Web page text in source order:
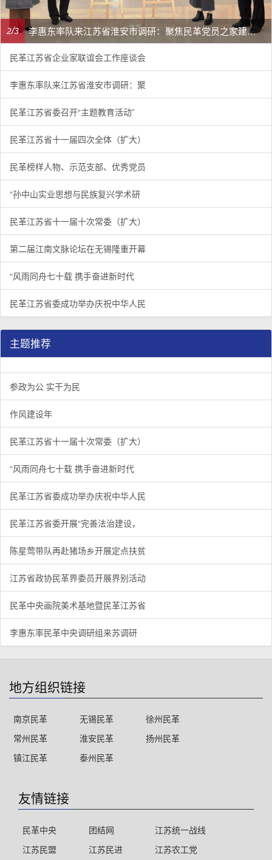
李惠东率队来江苏省淮安市调研：聚焦民革党员之家建设管理、学龄前儿童爱国主义教育
2/3
民革江苏省企业家联谊会工作座谈会
李惠东率队来江苏省淮安市调研：聚
民革江苏省委召开“主题教育活动”
民革江苏省十一届四次全体（扩大）
民革榜样人物、示范支部、优秀党员
“孙中山实业思想与民族复兴学术研
民革江苏省十一届十次常委（扩大）
第二届江南文脉论坛在无锡隆重开幕
“风雨同舟七十载 携手奋进新时代
民革江苏省委成功举办庆祝中华人民
主题推荐
参政为公 实干为民
作风建设年
民革江苏省十一届十次常委（扩大）
“风雨同舟七十载 携手奋进新时代
民革江苏省委成功举办庆祝中华人民
民革江苏省委开展“完善法治建设，
陈星莺带队再赴猪场乡开展定点扶贫
江苏省政协民革界委员开展界别活动
民革中央画院美术基地暨民革江苏省
李惠东率民革中央调研组来苏调研
地方组织链接
南京民革 无锡民革
徐州民革
常州民革
淮安民革
扬州民革
镇江民革
泰州民革
友情链接
民革中央 团结网
江苏统一战线
江苏民盟
江苏民进 江苏农工党